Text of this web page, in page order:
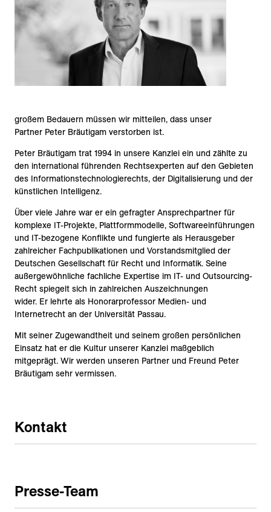
großem Bedauern müssen wir mitteilen, dass unser
Partner Peter Bräutigam verstorben ist.
Peter Bräutigam trat 1994 in unsere Kanzlei ein und zählte zu
den international führenden Rechtsexperten auf den Gebieten
des Informationstechnologierechts, der Digitalisierung und der
künstlichen Intelligenz.
Über viele Jahre war er ein gefragter Ansprechpartner für
komplexe IT-Projekte, Plattformmodelle, Softwareeinführungen
und IT-bezogene Konflikte und fungierte als Herausgeber
zahlreicher Fachpublikationen und Vorstandsmitglied der
Deutschen Gesellschaft für Recht und Informatik. Seine
außergewöhnliche fachliche Expertise im IT- und Outsourcing-
Recht spiegelt sich in zahlreichen Auszeichnungen
wider. Er lehrte als Honorarprofessor Medien- und
Internetrecht an der Universität Passau.
Mit seiner Zugewandtheit und seinem großen persönlichen
Einsatz hat er die Kultur unserer Kanzlei maßgeblich
mitgeprägt. Wir werden unseren Partner und Freund Peter
Bräutigam sehr vermissen.
Kontakt
Presse-Team